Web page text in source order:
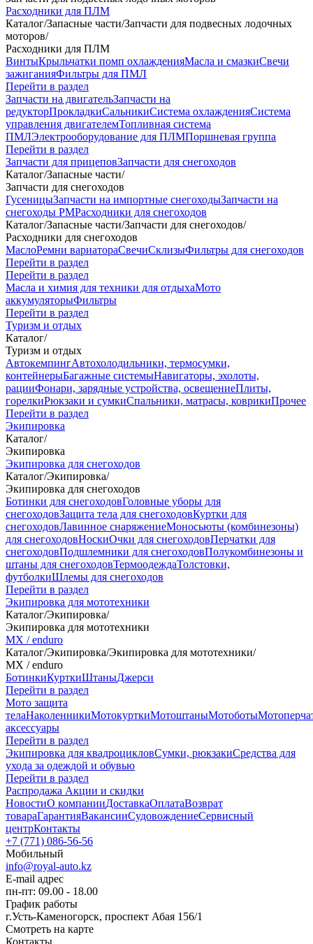
Расходники для ПЛМ
Каталог/Запасные части/Запчасти для подвесных лодочных
моторов/
Расходники для ПЛМ
ВинтыКрыльчатки помп охлажденияМасла и смазкиСвечи
зажиганияФильтры для ПМЛ
Перейти в раздел
Запчасти на двигательЗапчасти на
редукторПрокладкиСальникиСистема охлажденияСистема
управления двигателемТопливная система
ПМЛЭлектрооборудование для ПЛМПоршневая группа
Перейти в раздел
Запчасти для прицеповЗапчасти для снегоходов
Каталог/Запасные части/
Запчасти для снегоходов
ГусеницыЗапчасти на импортные снегоходыЗапчасти на
снегоходы РМРасходники для снегоходов
Каталог/Запасные части/Запчасти для снегоходов/
Расходники для снегоходов
МаслоРемни вариатораСвечиСклизыФильтры для снегоходов
Перейти в раздел
Перейти в раздел
Масла и химия для техники для отдыхаМото
аккумуляторыФильтры
Перейти в раздел
Туризм и отдых
Каталог/
Туризм и отдых
АвтокемпингАвтохолодильники, термосумки,
контейнерыБагажные системыНавигаторы, эхолоты,
рацииФонари, зарядные устройства, освещениеПлиты,
горелкиРюкзаки и сумкиСпальники, матрасы, коврикиПрочее
Перейти в раздел
Экипировка
Каталог/
Экипировка
Экипировка для снегоходов
Каталог/Экипировка/
Экипировка для снегоходов
Ботинки для снегоходовГоловные уборы для
снегоходовЗащита тела для снегоходовКуртки для
снегоходовЛавинное снаряжениеМоносьюты (комбинезоны)
для снегоходовНоскиОчки для снегоходовПерчатки для
снегоходовПодшлемники для снегоходовПолукомбинезоны и
штаны для снегоходовТермоодеждаТолстовки,
футболкиШлемы для снегоходов
Перейти в раздел
Экипировка для мототехники
Каталог/Экипировка/
Экипировка для мототехники
MX / enduro
Каталог/Экипировка/Экипировка для мототехники/
MX / enduro
БотинкиКурткиШтаныДжерси
Перейти в раздел
Мото защита
телаНаколенникиМотокурткиМотоштаныМотоботы
аксессуары
Перейти в раздел
Экипировка для квадроцикловСумки, рюкзакиСредства для
ухода за одеждой и обувью
Перейти в раздел
Распродажа Акции и скидки
НовостиО компанииДоставкаОплатаВозврат
товараГарантияВакансииСудовождениеСервисный
центрКонтакты
+7 (771) 086-56-56
Мобильный
info@royal-auto.kz
E-mail адрес
пн-пт: 09.00 - 18.00
График работы
г.Усть-Каменогорск, проспект Абая 156/1
Смотреть на карте
Контакты